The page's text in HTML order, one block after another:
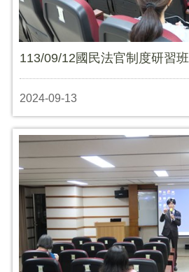
113/09/12國民法官制度研習班
2024-09-13